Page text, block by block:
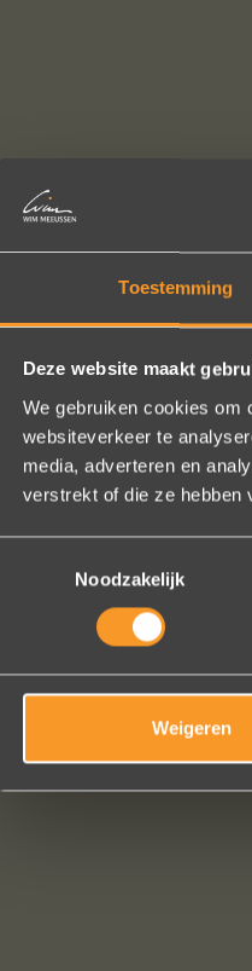
Toestemming
Deze website maakt
We gebruiken cookies om
websiteverkeer te
media, adverteren en
verstrekt of die ze hebben
Noodzakelijk
Weigeren
Wat een